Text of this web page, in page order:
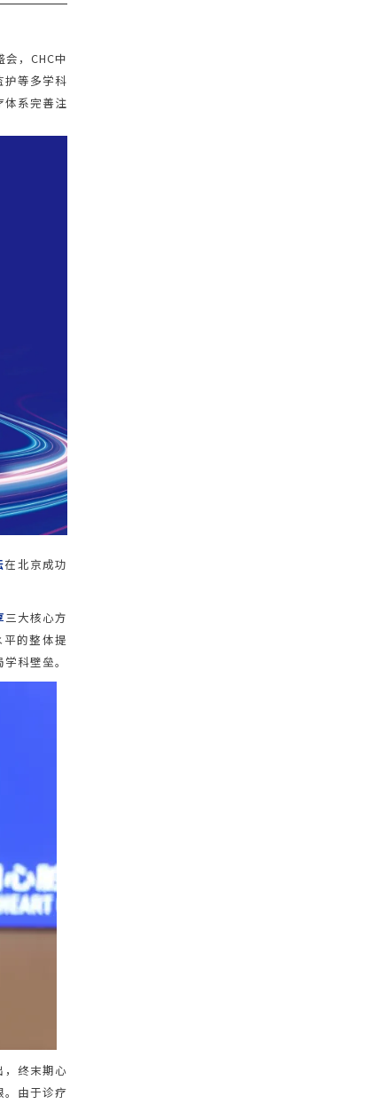
，CHC中
护等多学科
体系完善注
在北京成功
三大核心方
的整体提
科壁垒。
，终末期心
由于诊疗